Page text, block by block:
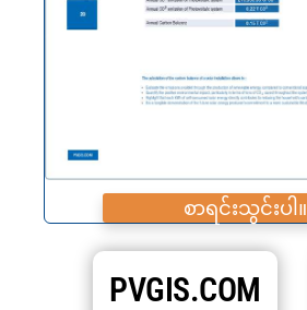
စာရင်းသွင်းပါ။
PVGIS.COM